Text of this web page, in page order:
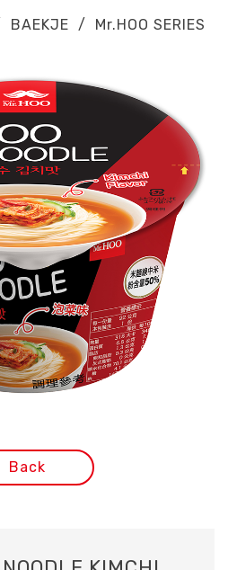
BAEKJE / Mr.HOO SERIES
Back